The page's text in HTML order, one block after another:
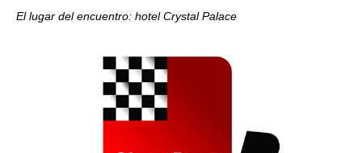
El lugar del encuentro: hotel Crystal Palace